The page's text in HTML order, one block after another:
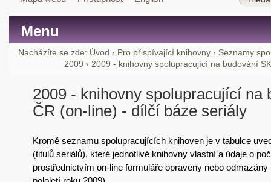
Menu
Nacházíte se zde: Úvod › Pro přispívající knihovny › Seznamy
2009 › 2009 - knihovny spolupracující na budování
2009 - knihovny spolupracující na
ČR (on-line) - dílčí báze seriály
Kromě seznamu spolupracujících knihoven je v tabulce
(titulů seriálů), které jednotlivé knihovny vlastní a údaje o
prostřednictvím on-line formuláře opraveny nebo